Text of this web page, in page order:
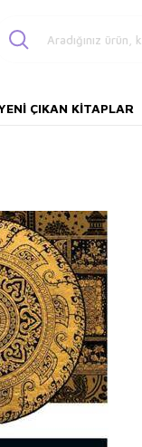
ÇIKAN KITAPLAR